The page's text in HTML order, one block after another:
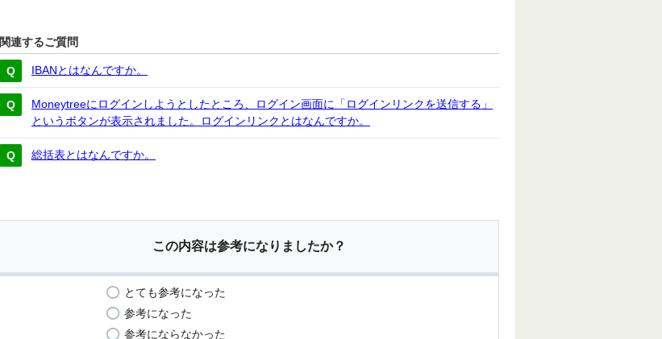
関連するご質問
IBANとはなんですか。
Moneytreeにログインしようとしたところ、ログイン画面に「ログインリンクを送信する」
というボタンが表示されました。ログインリンクとはなんですか。
総括表とはなんですか。
この内容は参考になりましたか？
とても参考になった
参考になった
参考にならなかった